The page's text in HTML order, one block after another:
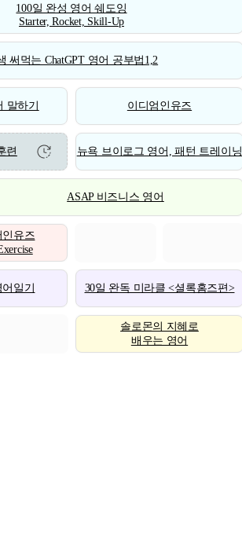
100일 완성 영어 쉐도잉
Starter, Rocket, Skill-Up
써먹는 ChatGPT 영어 공부법1,2
말하기 이디엄인유즈
련 뉴욕 브이로그 영어, 패턴 트레이닝
ASAP 비즈니스 영어
인유즈
일기 30일 완독 미라클 <셜록홈즈편>
솔로몬의 지혜로
배우는 영어